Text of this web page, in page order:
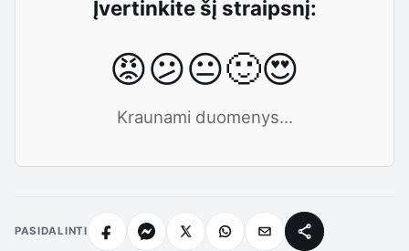
Įvertinkite šį straipsnį:
😡😕😐🙂😍
Kraunami duomenys...
PASIDALINTI